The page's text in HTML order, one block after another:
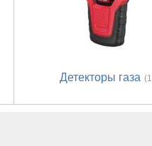
Детекторы газа